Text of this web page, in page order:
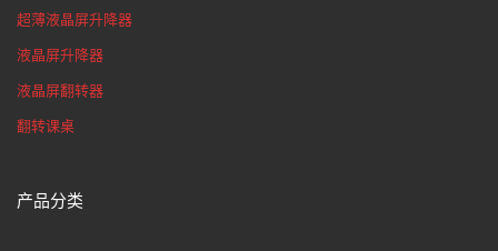
超薄液晶屏升降器
液晶屏升降器
液晶屏翻转器
翻转课桌
产品分类